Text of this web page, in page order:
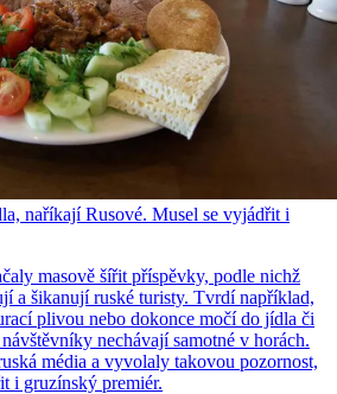
naříkají Rusové. Musel se vyjádřit i
masově šířit příspěvky, podle nichž
a šikanují ruské turisty. Tvrdí například,
plivou nebo dokonce močí do jídla či
nechávají samotné v horách.
média a vyvolaly takovou pozornost,
i gruzínský premiér.